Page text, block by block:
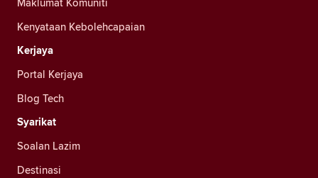
Kenyataan Kebolehcapaian
Kerjaya
Portal Kerjaya
Blog Tech
Syarikat
Soalan Lazim
Destinasi